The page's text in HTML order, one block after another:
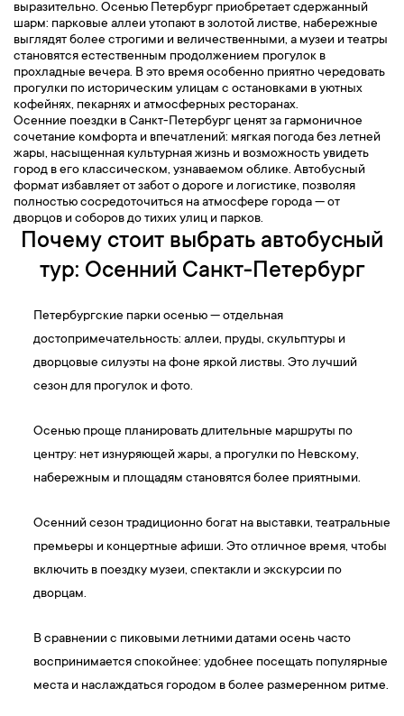
выразительно. Осенью Петербург приобретает сдержанный
шарм: парковые аллеи утопают в золотой листве, набережные
выглядят более строгими и величественными, а музеи и театры
становятся естественным продолжением прогулок в
прохладные вечера. В это время особенно приятно чередовать
прогулки по историческим улицам с остановками в уютных
кофейнях, пекарнях и атмосферных ресторанах.
Осенние поездки в Санкт-Петербург ценят за гармоничное
сочетание комфорта и впечатлений: мягкая погода без летней
жары, насыщенная культурная жизнь и возможность увидеть
город в его классическом, узнаваемом облике. Автобусный
формат избавляет от забот о дороге и логистике, позволяя
полностью сосредоточиться на атмосфере города — от
дворцов и соборов до тихих улиц и парков.
Почему стоит выбрать автобусный
тур: Осенний Санкт-Петербург
Петербургские парки осенью — отдельная
достопримечательность: аллеи, пруды, скульптуры и
дворцовые силуэты на фоне яркой листвы. Это лучший
сезон для прогулок и фото.
Осенью проще планировать длительные маршруты по
центру: нет изнуряющей жары, а прогулки по Невскому,
набережным и площадям становятся более приятными.
Осенний сезон традиционно богат на выставки, театральные
премьеры и концертные афиши. Это отличное время, чтобы
включить в поездку музеи, спектакли и экскурсии по
дворцам.
В сравнении с пиковыми летними датами осень часто
воспринимается спокойнее: удобнее посещать популярные
места и наслаждаться городом в более размеренном ритме.